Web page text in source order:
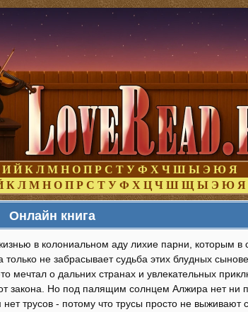
И Й К Л М Н О П Р С Т У Ф Х Ч Ш Ы Э Ю Я
К Л М Н О П Р С Т У Ф Х Ц Ч Ш Щ Ы Э Ю Я
Онлайн книга
в колониальном аду лихие парни, которым в
не забрасывает судьба этих блудных
мечтал о дальних странах и увлекательных
закона. Но под палящим солнцем Алжира нет ни
трусов - потому что трусы просто не выживают